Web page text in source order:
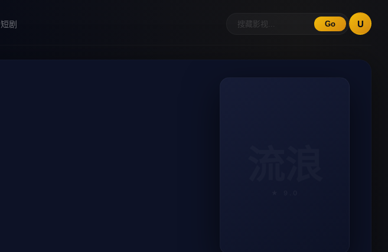
短剧 Go U